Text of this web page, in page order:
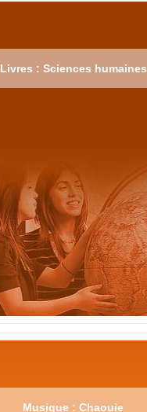
Livres : Sciences humaines
Musique : Chaouie